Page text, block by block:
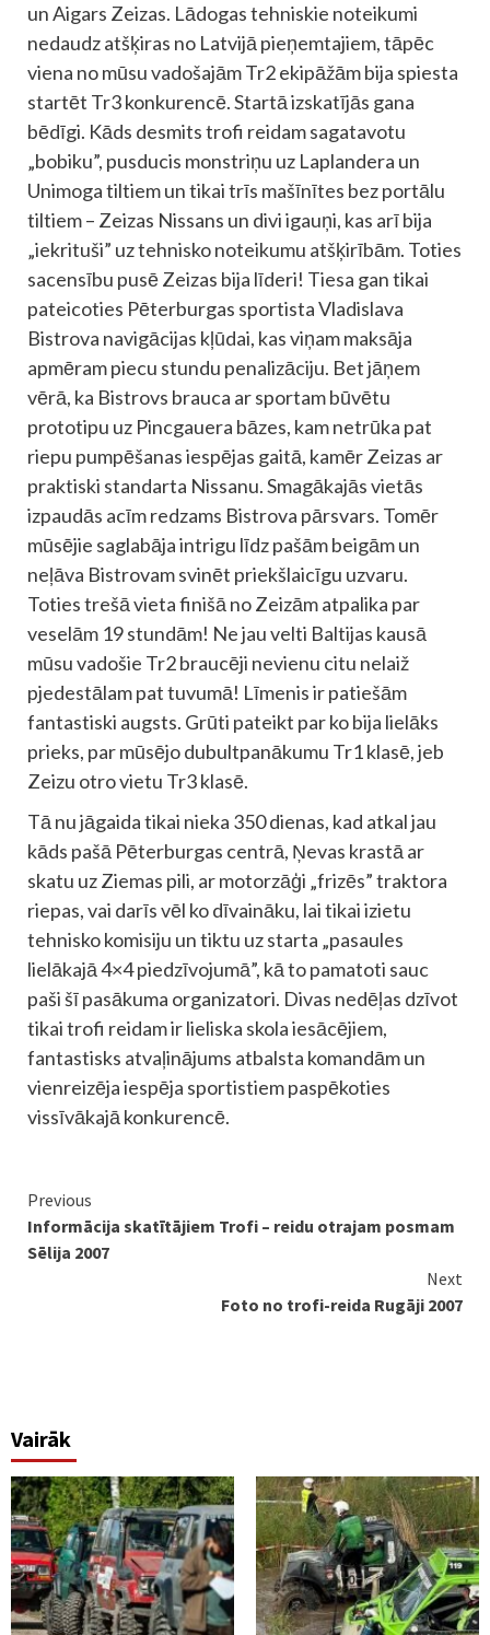
un Aigars Zeizas. Lādogas tehniskie noteikumi
nedaudz atšķiras no Latvijā pieņemtajiem, tāpēc
viena no mūsu vadošajām Tr2 ekipāžām bija spiesta
startēt Tr3 konkurencē. Startā izskatījās gana
bēdīgi. Kāds desmits trofi reidam sagatavotu
„bobiku”, pusducis monstriņu uz Laplandera un
Unimoga tiltiem un tikai trīs mašīnītes bez portālu
tiltiem – Zeizas Nissans un divi igauņi, kas arī bija
„iekrituši” uz tehnisko noteikumu atšķirībām. Toties
sacensību pusē Zeizas bija līderi! Tiesa gan tikai
pateicoties Pēterburgas sportista Vladislava
Bistrova navigācijas kļūdai, kas viņam maksāja
apmēram piecu stundu penalizāciju. Bet jāņem
vērā, ka Bistrovs brauca ar sportam būvētu
prototipu uz Pincgauera bāzes, kam netrūka pat
riepu pumpēšanas iespējas gaitā, kamēr Zeizas ar
praktiski standarta Nissanu. Smagākajās vietās
izpaudās acīm redzams Bistrova pārsvars. Tomēr
mūsējie saglabāja intrigu līdz pašām beigām un
neļāva Bistrovam svinēt priekšlaicīgu uzvaru.
Toties trešā vieta finišā no Zeizām atpalika par
veselām 19 stundām! Ne jau velti Baltijas kausā
mūsu vadošie Tr2 braucēji nevienu citu nelaiž
pjedestālam pat tuvumā! Līmenis ir patiešām
fantastiski augsts. Grūti pateikt par ko bija lielāks
prieks, par mūsējo dubultpanākumu Tr1 klasē, jeb
Zeizu otro vietu Tr3 klasē.
Tā nu jāgaida tikai nieka 350 dienas, kad atkal jau
kāds pašā Pēterburgas centrā, Ņevas krastā ar
skatu uz Ziemas pili, ar motorzāģi „frizēs” traktora
riepas, vai darīs vēl ko dīvaināku, lai tikai izietu
tehnisko komisiju un tiktu uz starta „pasaules
lielākajā 4×4 piedzīvojumā”, kā to pamatoti sauc
paši šī pasākuma organizatori. Divas nedēļas dzīvot
tikai trofi reidam ir lieliska skola iesācējiem,
fantastisks atvaļinājums atbalsta komandām un
vienreizēja iespēja sportistiem paspēkoties
vissīvākajā konkurencē.
Continue
Reading
Previous
Informācija skatītājiem Trofi – reidu otrajam posmam
Sēlija 2007
Next
Foto no trofi-reida Rugāji 2007
Vairāk